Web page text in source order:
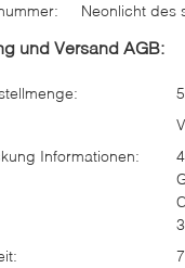
Neonlicht des
und Versand AGB:
Informationen: